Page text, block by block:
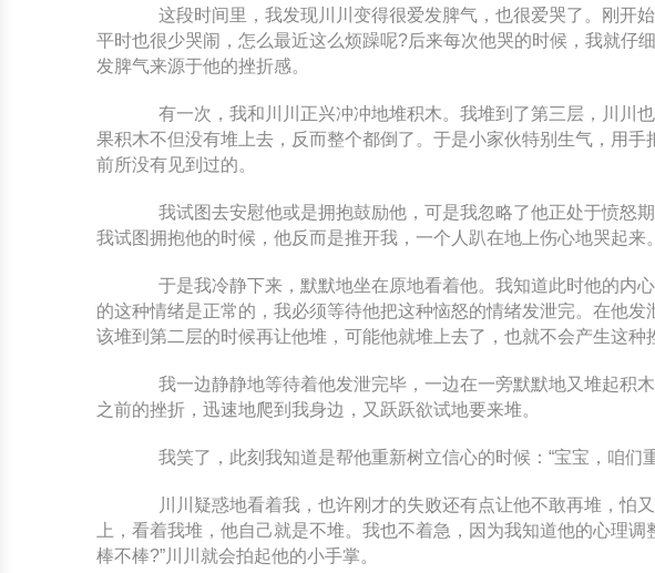
这段时间里，我发现川川变得很爱发脾气，也很爱哭了。刚开始
平时也很少哭闹，怎么最近这么烦躁呢?后来每次他哭的时候，我就仔
发脾气来源于他的挫折感。
有一次，我和川川正兴冲冲地堆积木。我堆到了第三层，川川
果积木不但没有堆上去，反而整个都倒了。于是小家伙特别生气，用
前所没有见到过的。
我试图去安慰他或是拥抱鼓励他，可是我忽略了他正处于愤怒期
我试图拥抱他的时候，他反而是推开我，一个人趴在地上伤心地哭起来。
于是我冷静下来，默默地坐在原地看着他。我知道此时他的内
的这种情绪是正常的，我必须等待他把这种恼怒的情绪发泄完。在他
该堆到第二层的时候再让他堆，可能他就堆上去了，也就不会产生这种
我一边静静地等待着他发泄完毕，一边在一旁默默地又堆起积木
之前的挫折，迅速地爬到我身边，又跃跃欲试地要来堆。
我笑了，此刻我知道是帮他重新树立信心的时候：“宝宝，咱们
川川疑惑地看着我，也许刚才的失败还有点让他不敢再堆，怕
上，看着我堆，他自己就是不堆。我也不着急，因为我知道他的心理
棒不棒?”川川就会拍起他的小手掌。